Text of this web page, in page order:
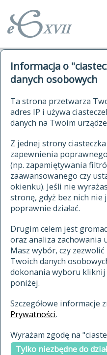
Informacja o
danych osobowych
Ta strona przetwarza
adres IP i używa
danych na Twoim
Z jednej strony
zapewnienia
(np. zapamiętywania
zaawansowanego czy
okienku). Jeśli nie
stronę, gdyż bez nich nie
poprawnie działać.
Drugim celem jest
oraz analiza zachowania
Masz wybór, czy
Twoich danych
dokonania wyboru
poniżej.
Szczegółowe informacje
Prywatności.
Wyrażam zgodę na
Tylko niezbędne do
autorzy Słownika
historia
publikacje
źródła
autorzy tekstów źródłowych
zasady opracowania
statystyki
najnowsze hasła
ostatnio zmodyfikowane hasła
materiały archiwalne
cytowanie
kontakt
kwerendy
jak cytować Słownik
JĘZYKA
XVII I
zaczynające się od
indeksie